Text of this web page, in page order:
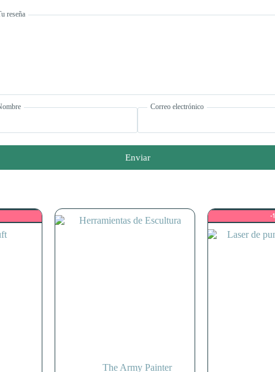
reseña
Correo electrónico
Enviar
The Army Painter
-